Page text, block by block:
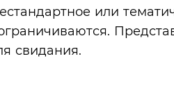
или
свидания.